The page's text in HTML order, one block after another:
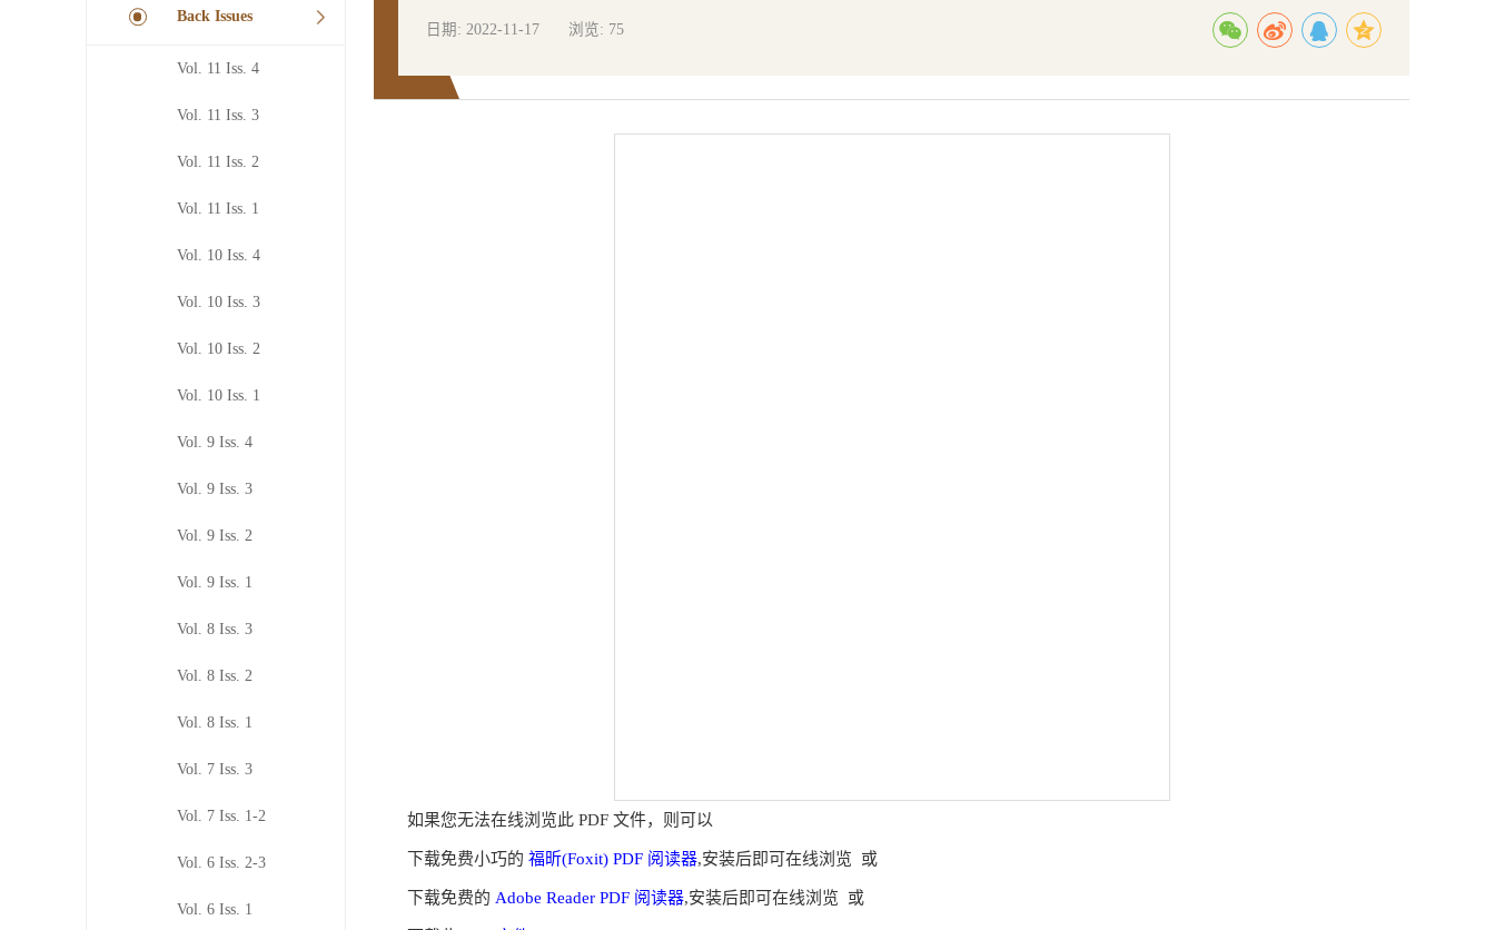
Back Issues
Vol. 11 Iss. 4
Vol. 11 Iss. 3
Vol. 11 Iss. 2
Vol. 11 Iss. 1
Vol. 10 Iss. 4
Vol. 10 Iss. 3
Vol. 10 Iss. 2
Vol. 10 Iss. 1
Vol. 9 Iss. 4
Vol. 9 Iss. 3
Vol. 9 Iss. 2
Vol. 9 Iss. 1
Vol. 8 Iss. 3
Vol. 8 Iss. 2
Vol. 8 Iss. 1
Vol. 7 Iss. 3
Vol. 7 Iss. 1-2
Vol. 6 Iss. 2-3
Vol. 6 Iss. 1
日期: 2022-11-17 浏览: 75
如果您无法在线浏览此 PDF 文件，则可以
下载免费小巧的福昕(Foxit) PDF 阅读器,安装后即可在线浏览 或
下载免费的Adobe Reader PDF 阅读器,安装后即可在线浏览 或